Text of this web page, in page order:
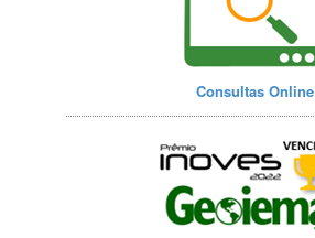
Consultas Online